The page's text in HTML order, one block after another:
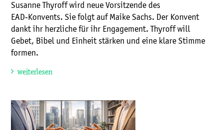
Susanne Thyroff wird neue Vorsitzende des
EAD‑Konvents. Sie folgt auf Maike Sachs. Der Konvent
dankt ihr herzliche für ihr Engagement. Thyroff will
Gebet, Bibel und Einheit stärken und eine klare Stimme
formen.
weiterlesen